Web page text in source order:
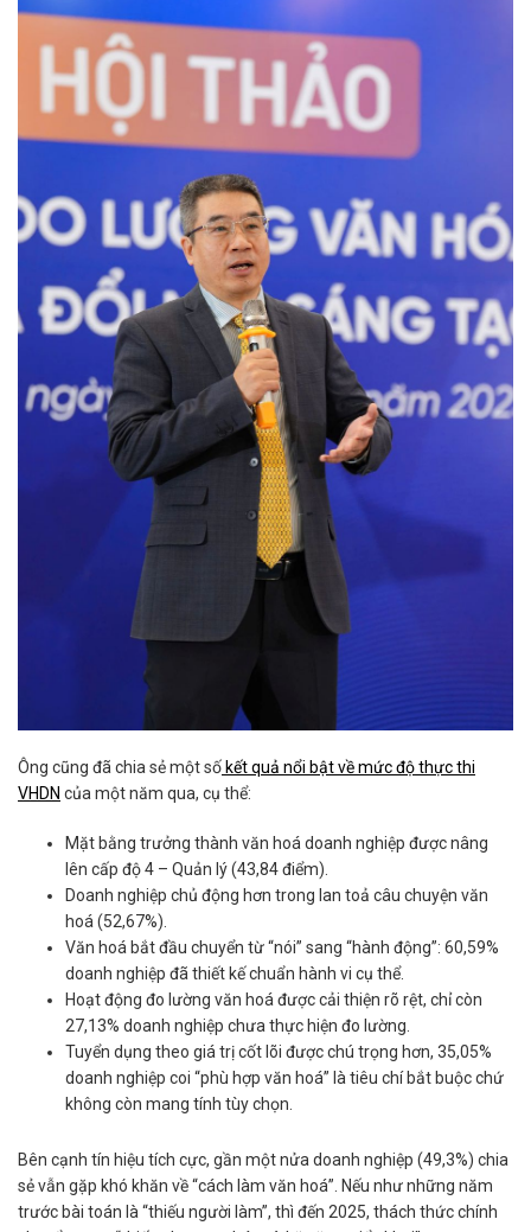
Ông cũng đã chia sẻ một số kết quả nổi bật về mức độ thực thi
VHDN của một năm qua, cụ thể:
Mặt bằng trưởng thành văn hoá doanh nghiệp được nâng
lên cấp độ 4 – Quản lý (43,84 điểm).
Doanh nghiệp chủ động hơn trong lan toả câu chuyện văn
hoá (52,67%).
Văn hoá bắt đầu chuyển từ “nói” sang “hành động”: 60,59%
doanh nghiệp đã thiết kế chuẩn hành vi cụ thể.
Hoạt động đo lường văn hoá được cải thiện rõ rệt, chỉ còn
27,13% doanh nghiệp chưa thực hiện đo lường.
Tuyển dụng theo giá trị cốt lõi được chú trọng hơn, 35,05%
doanh nghiệp coi “phù hợp văn hoá” là tiêu chí bắt buộc chứ
không còn mang tính tùy chọn.
Bên cạnh tín hiệu tích cực, gần một nửa doanh nghiệp (49,3%) chia
sẻ vẫn gặp khó khăn về “cách làm văn hoá”. Nếu như những năm
trước bài toán là “thiếu người làm”, thì đến 2025, thách thức chính